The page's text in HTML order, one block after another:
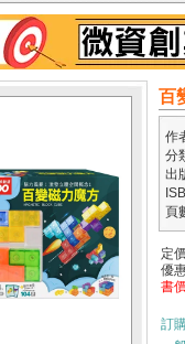
百
作
分
出
頁
定
優
書
訂